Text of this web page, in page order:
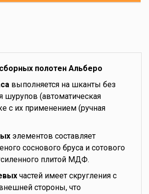
полотен Альберо
выполняется на шканты без
шурупов (автоматическая
с их применением (ручная
элементов составляет
соснового бруса и сотового
плитой МДФ.
частей имеет скругления с
стороны, что